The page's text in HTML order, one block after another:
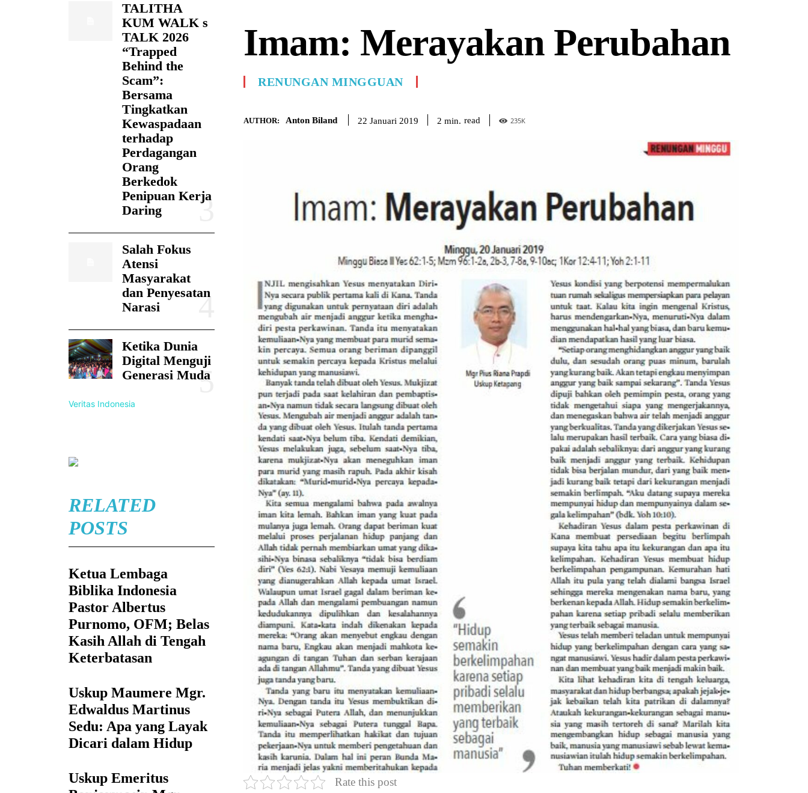
TALITHA
KUM WALK s
TALK 2026
“Trapped
Behind the
Scam”:
Bersama
Tingkatkan
Kewaspadaan
terhadap
Perdagangan
Orang
Berkedok
Penipuan Kerja
Daring
Salah Fokus
Atensi
Masyarakat
dan Penyesatan
Narasi
Ketika Dunia
Digital Menguji
Generasi Muda
Veritas Indonesia
RELATED
POSTS
Ketua Lembaga
Biblika Indonesia
Pastor Albertus
Purnomo, OFM; Belas
Kasih Allah di Tengah
Keterbatasan
Uskup Maumere Mgr.
Edwaldus Martinus
Sedu: Apa yang Layak
Dicari dalam Hidup
Uskup Emeritus
Imam: Merayakan Perubahan
RENUNGAN MINGGUAN
AUTHOR: Anton Biland 22 Januari 2019 2 min. read 235K
Rate this post